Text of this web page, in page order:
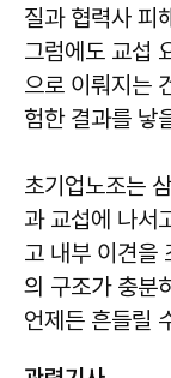
질과 협력사 피
그럼에도 교섭
으로 이뤄지는
험한 결과를 낳
초기업노조는
과 교섭에 나서
고 내부 이견을
의 구조가 충분
언제든 흔들릴